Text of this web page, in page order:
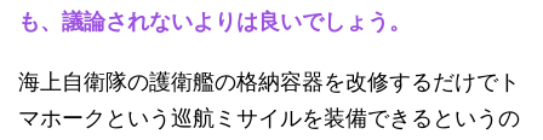
も、議論されないよりは良いでしょう。
海上自衛隊の護衛艦の格納容器を改修するだけでト
マホークという巡航ミサイルを装備できるというの